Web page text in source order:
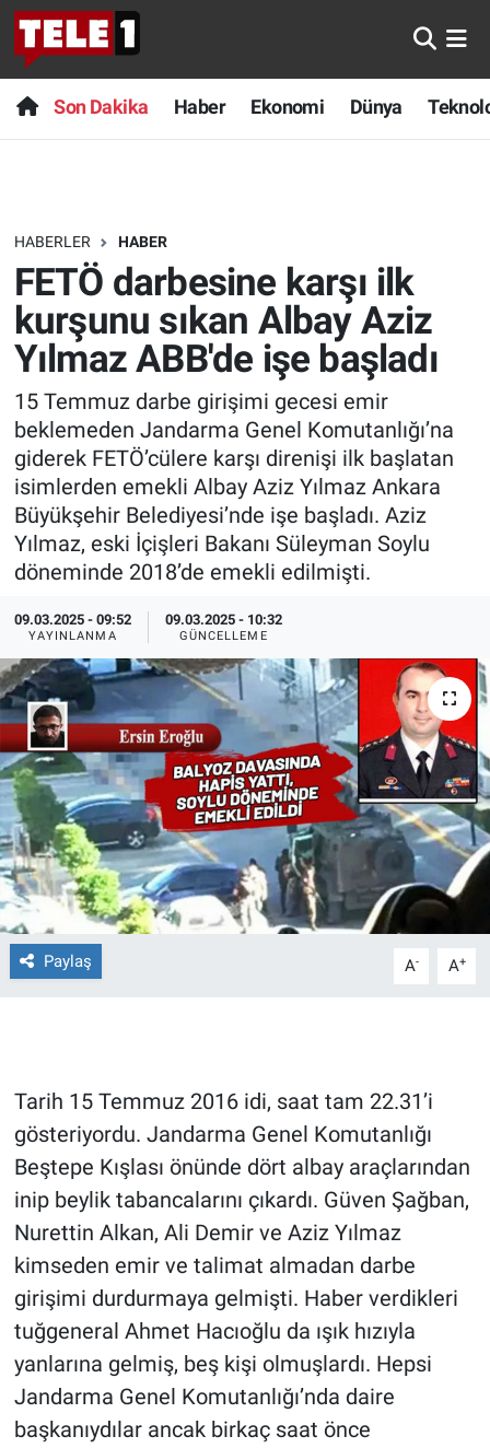
Son Dakika Haber Ekonomi Dünya
HABERLER HABER
FETÖ darbesine karşı ilk
kurşunu sıkan Albay Aziz
Yılmaz ABB'de işe başladı
15 Temmuz darbe girişimi gecesi emir
beklemeden Jandarma Genel Komutanlığı’na
giderek FETÖ’cülere karşı direnişi ilk başlatan
isimlerden emekli Albay Aziz Yılmaz Ankara
Büyükşehir Belediyesi’nde işe başladı. Aziz
Yılmaz, eski İçişleri Bakanı Süleyman Soylu
döneminde 2018’de emekli edilmişti.
09.03.2025 - 09:52
YAYINLANMA
09.03.2025 - 10:32
GÜNCELLEME
Paylaş A- A+
Tarih 15 Temmuz 2016 idi, saat tam 22.31’i
gösteriyordu. Jandarma Genel Komutanlığı
Beştepe Kışlası önünde dört albay araçlarından
inip beylik tabancalarını çıkardı. Güven Şağban,
Nurettin Alkan, Ali Demir ve Aziz Yılmaz
kimseden emir ve talimat almadan darbe
girişimi durdurmaya gelmişti. Haber verdikleri
tuğgeneral Ahmet Hacıoğlu da ışık hızıyla
yanlarına gelmiş, beş kişi olmuşlardı. Hepsi
Jandarma Genel Komutanlığı’nda daire
başkanıydılar ancak birkaç saat önce
Anında Manşet
Başka Sohbetler
Bilim turu
Bilim ve Teknoloji Evreni
Doğa Konuşuyor
Dünya
Ege Saati
Ege'den Esintiler
Eğitim
Eğlence
Ekonomi
Forum
Gerçeğin İzinde
Gün Başlıyor
Gün Bitiyor
Gün Ortası
Günün görüntüsü
Haber
İlan
Kimdir
Koronavirüs
Kültür Sanat
Ne demişti
Son Dakika
Haber
Dünya
Sağlık
Yayın Akışı
İletişim
Nöbetçi Eczaneler
Hava Durumu
Trafik Durumu
Süper Lig Puan Durumu ve Fikstür
Tüm Manşetler
Son Dakika Haberleri
Haber Arşivi